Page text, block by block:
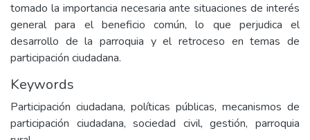
tomado la importancia necesaria ante situaciones de interés
general para el beneficio común, lo que perjudica el
desarrollo de la parroquia y el retroceso en temas de
participación ciudadana.
Keywords
Participación ciudadana, políticas públicas, mecanismos de
participación ciudadana, sociedad civil, gestión, parroquia